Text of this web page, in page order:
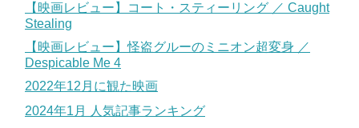
【映画レビュー】コート・スティーリング ／ Caught
Stealing
【映画レビュー】怪盗グルーのミニオン超変身 ／
Despicable Me 4
2022年12月に観た映画
2024年1月 人気記事ランキング